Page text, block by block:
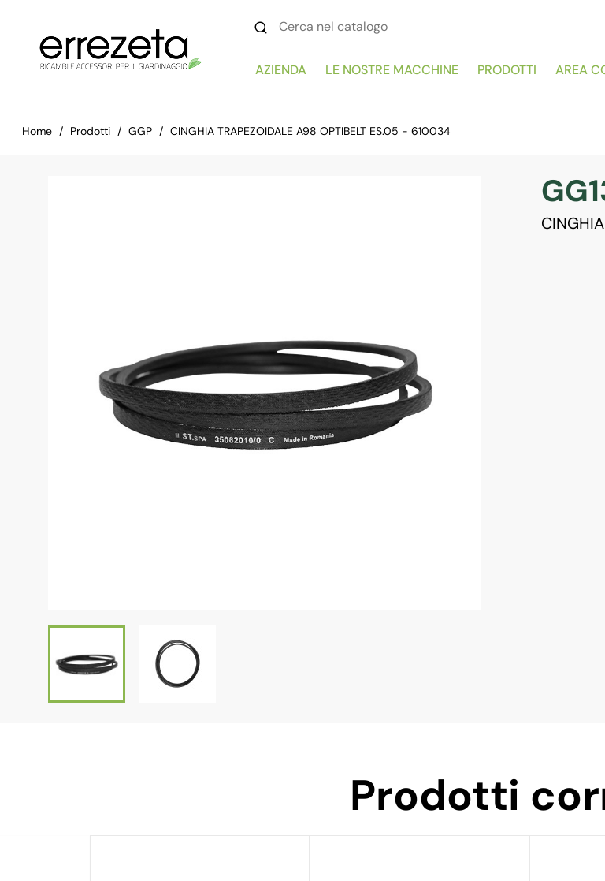
AZIENDA LE NOSTRE MACCHINE PRODOTTI AREA
Home Prodotti GGP CINGHIA TRAPEZOIDALE A98 OPTIBELT ES.05 - 610034
Prodotti